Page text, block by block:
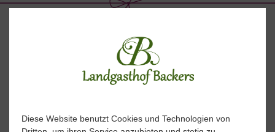
Öffnungszeiten
Diese Website benutzt Cookies und Technologien von